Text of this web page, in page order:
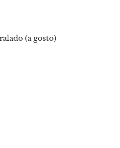
(a gosto)